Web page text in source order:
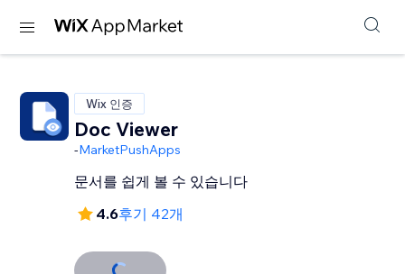
Wix 인증
Doc Viewer
-MarketPushApps
문서를 쉽게 볼 수 있습니다
4.6후기 42개